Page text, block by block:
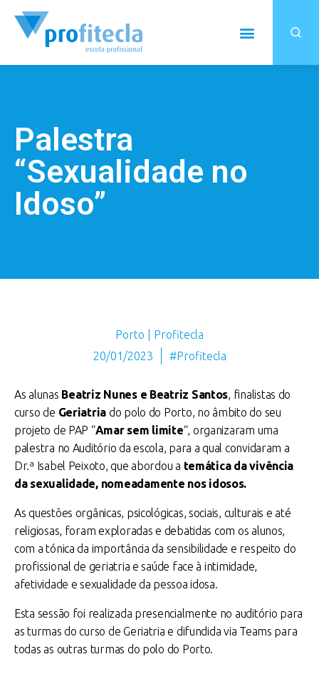
Palestra
“Sexualidade no
Idoso”
Porto | Profitecla
20/01/2023
#Profitecla
As alunas Beatriz Nunes e Beatriz Santos, finalistas do
curso de Geriatria do polo do Porto, no âmbito do seu
projeto de PAP “Amar sem limite“, organizaram uma
palestra no Auditório da escola, para a qual convidaram a
Dr.ª Isabel Peixoto, que abordou a temática da vivência
da sexualidade, nomeadamente nos idosos.
As questões orgânicas, psicológicas, sociais, culturais e até
religiosas, foram exploradas e debatidas com os alunos,
com a tónica da importância da sensibilidade e respeito do
profissional de geriatria e saúde face à intimidade,
afetividade e sexualidade da pessoa idosa.
Esta sessão foi realizada presencialmente no auditório para
as turmas do curso de Geriatria e difundida via Teams para
todas as outras turmas do polo do Porto.